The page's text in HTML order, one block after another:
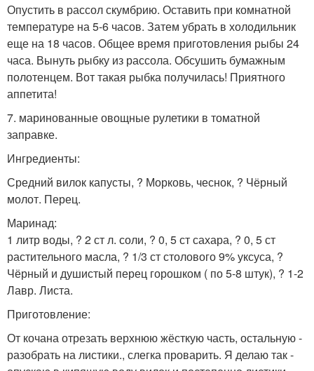
Опустить в рассол скумбрию. Оставить при комнатной
температуре на 5-6 часов. Затем убрать в холодильник
еще на 18 часов. Общее время приготовления рыбы 24
часа. Вынуть рыбку из рассола. Обсушить бумажным
полотенцем. Вот такая рыбка получилась! Приятного
аппетита!
7. маринованные овощные рулетики в томатной
заправке.
Ингредиенты:
Средний вилок капусты, ? Морковь, чеснок, ? Чёрный
молот. Перец.
Маринад:
1 литр воды, ? 2 ст л. соли, ? 0, 5 ст сахара, ? 0, 5 ст
растительного масла, ? 1/3 ст столового 9% уксуса, ?
Чёрный и душистый перец горошком ( по 5-8 штук), ? 1-2
Лавр. Листа.
Приготовление:
От кочана отрезать верхнюю жёсткую часть, остальную -
разобрать на листики., слегка проварить. Я делаю так -